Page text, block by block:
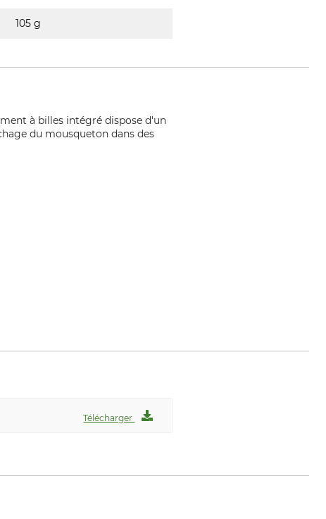
105 g
à billes intégré dispose d'un
du mousqueton dans des
Télécharger